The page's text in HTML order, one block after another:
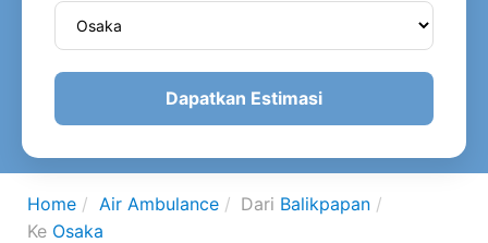
Dapatkan Estimasi
Home Air Ambulance Dari Balikpapan
Ke Osaka